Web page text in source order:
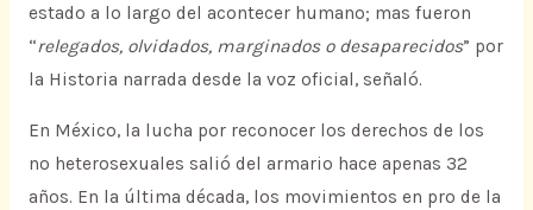
estado a lo largo del acontecer humano; mas fueron
“relegados, olvidados, marginados o desaparecidos” por
la Historia narrada desde la voz oficial, señaló.
En México, la lucha por reconocer los derechos de los
no heterosexuales salió del armario hace apenas 32
años. En la última década, los movimientos en pro de la